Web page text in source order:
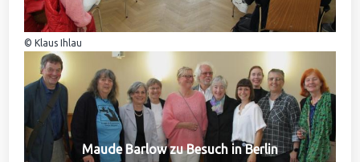
© Klaus Ihlau
Maude Barlow zu Besuch in Berlin